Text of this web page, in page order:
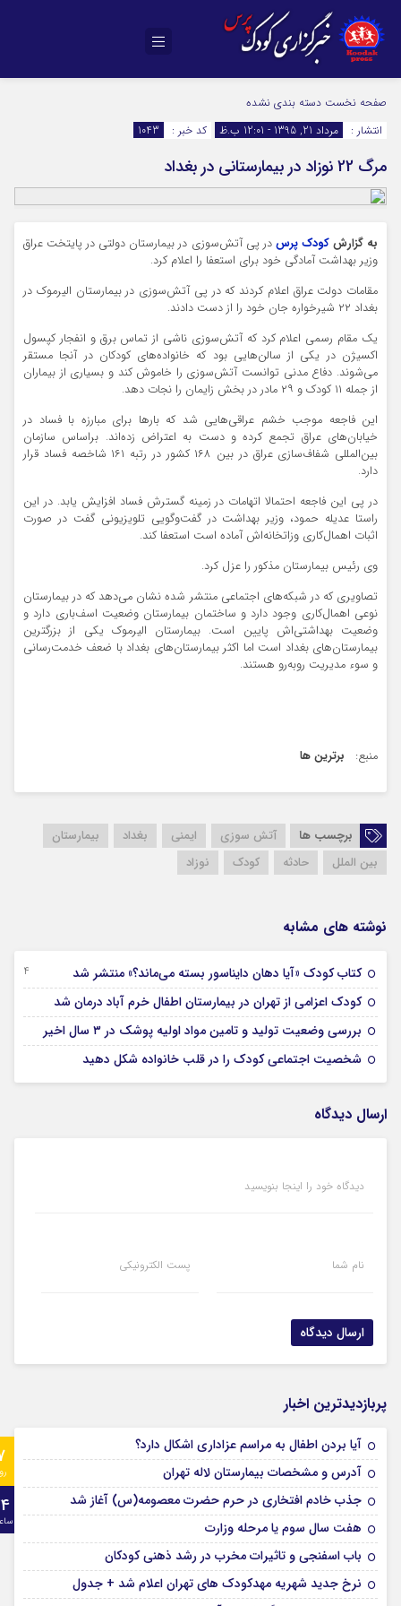
صفحه نخست دسته بندی نشده
انتشار :
مرداد 21, 1395 - 12:01 ب.ظ کد خبر : 1043
مرگ 22 نوزاد در بیمارستانی در بغداد
به گزارشکودک پرس در پی آتش‌سوزی در بیمارستان دولتی در پایتخت عراق
وزیر بهداشت آمادگی خود برای استعفا را اعلام کرد.
مقامات دولت عراق اعلام کردند که در پی آتش‌سوزی در بیمارستان الیرموک در
بغداد ۲۲ شیرخواره جان خود را از دست دادند.
یک مقام رسمی اعلام کرد که آتش‌سوزی ناشی از تماس برق و انفجار کپسول
اکسیژن در یکی از سالن‌هایی بود که خانواده‌های کودکان در آنجا مستقر
می‌شوند. دفاع مدنی توانست آتش‌سوزی را خاموش کند و بسیاری از بیماران
از جمله ۱۱ کودک و ۲۹ مادر در بخش زایمان را نجات دهد.
این فاجعه موجب خشم عراقی‌هایی شد که بارها برای مبارزه با فساد در
خیابان‌های عراق تجمع کرده و دست به اعتراض زده‌اند. براساس سازمان
بین‌المللی شفاف‌سازی عراق در بین ۱۶۸ کشور در رتبه ۱۶۱ شاخصه فساد قرار
دارد.
در پی این فاجعه احتمالا اتهامات در زمینه گسترش فساد افزایش یابد. در این
راستا عدیله حمود،‌ وزیر بهداشت در گفت‌وگویی تلویزیونی گفت در صورت
اثبات اهمال‌کاری وزاتخانه‌اش آماده است استعفا کند.
وی رئیس بیمارستان مذکور را عزل کرد.
تصاویری که در شبکه‌های اجتماعی منتشر شده نشان می‌دهد که در بیمارستان
نوعی اهمال‌کاری وجود دارد و ساختمان بیمارستان وضعیت اسف‌باری دارد و
وضعیت بهداشتی‌اش پایین است. بیمارستان الیرموک یکی از بزرگترین
بیمارستان‌های بغداد است اما اکثر بیمارستان‌های بغداد با ضعف خدمت‌رسانی
و سوء مدیریت روبه‌رو هستند.
منبع: برترین ها
برچسب ها آتش سوزی ایمنی بغداد
بیمارستان
بین الملل
حادثه کودک نوزاد
نوشته های مشابه
کتاب کودک «آیا دهان دایناسور بسته می‌ماند؟» منتشر شد 24 شهریور 1403
کودک اعزامی از تهران در بیمارستان اطفال خرم آباد درمان شد
بررسی وضعیت تولید و تامین مواد اولیه پوشک در ۳ سال اخیر
شخصیت اجتماعی کودک را در قلب خانواده شکل دهید
ارسال دیدگاه
دیدگاه خود را اینجا بنویسید
نام شما پست الکترونیکی
پربازدیدترین اخبار
آیا بردن اطفال به مراسم عزادارى اشکال دارد؟
آدرس و مشخصات بیمارستان لاله تهران
جذب خادم افتخاری در حرم حضرت معصومه(س) آغاز شد
هفت سال سوم یا مرحله وزارت
باب اسفنجی و تاثیرات مخرب در رشد ذهنی کودکان
نرخ جدید شهریه مهدکودک های تهران اعلام شد + جدول